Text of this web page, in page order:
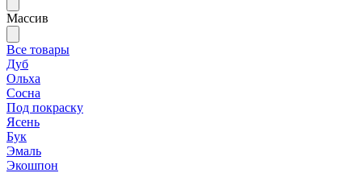
Массив
Все товары
Дуб
Ольха
Сосна
Под покраску
Ясень
Бук
Эмаль
Экошпон